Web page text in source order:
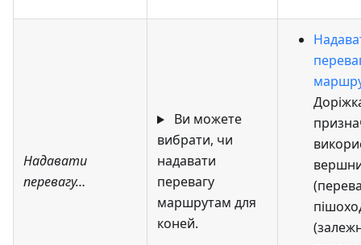
Надавати
перевагу…
Ви можете
вибрати, чи
надавати
перевагу
маршрутам для
коней.